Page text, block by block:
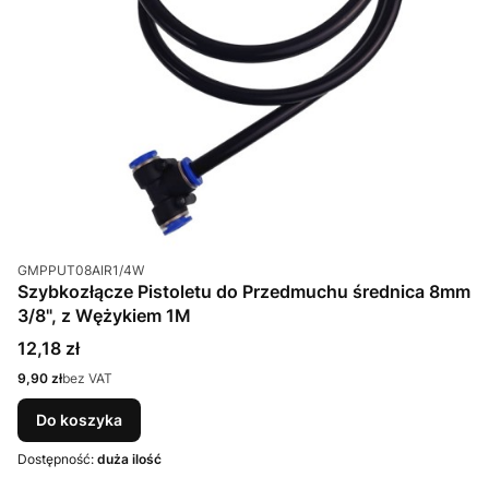
Kod produktu
GMPPUT08AIR1/4W
Szybkozłącze Pistoletu do Przedmuchu średnica 8mm
3/8", z Wężykiem 1M
Cena
12,18 zł
Cena
9,90 złbez VAT
Do koszyka
Dostępność: duża ilość